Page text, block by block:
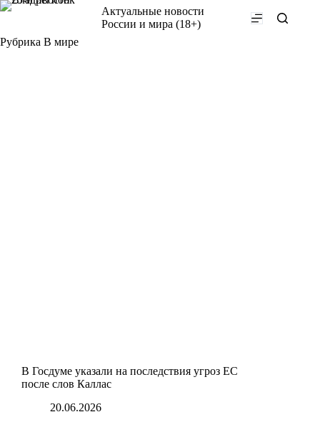
Перейти
Актуальные новости
России и мира (18+)
Рубрика В мире
В Госдуме указали на последствия угроз ЕС
после слов Каллас
20.06.2026